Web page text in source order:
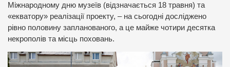
Міжнародному дню музеїв (відзначається 18 травня) та
«екватору» реалізації проекту, – на сьогодні досліджено
рівно половину запланованого, а це майже чотири десятка
некрополів та місць поховань.